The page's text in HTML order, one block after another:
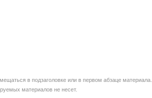
в подзаголовке или в первом абзаце материала.
материалов не несет.